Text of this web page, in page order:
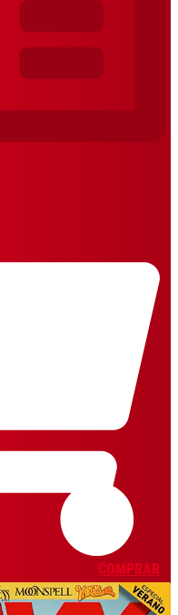
COMPRAR